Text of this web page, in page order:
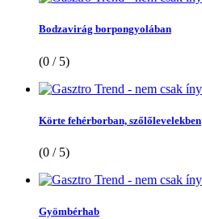
Bodzavirág borpongyolában
(0 / 5)
Körte fehérborban, szőlőlevelekben
(0 / 5)
Gyömbérhab